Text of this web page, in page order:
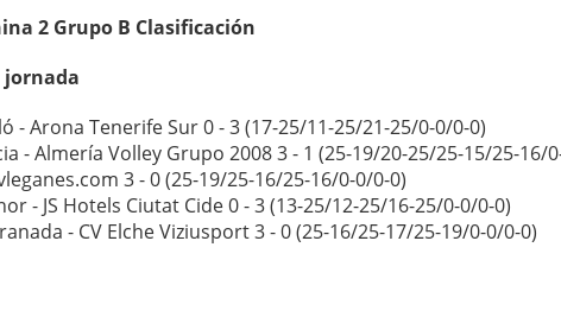
2 Grupo B Clasificación
jornada
- Arona Tenerife Sur 0 - 3 (17-25/11-25/21-25/0-0/0-0)
- Almería Volley Grupo 2008 3 - 1 (25-19/20-25/25-15/25-16/
3 - 0 (25-19/25-16/25-16/0-0/0-0)
- JS Hotels Ciutat Cide 0 - 3 (13-25/12-25/16-25/0-0/0-0)
- CV Elche Viziusport 3 - 0 (25-16/25-17/25-19/0-0/0-0)